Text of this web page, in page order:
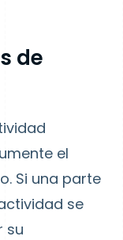
de
el
Si una parte
se
su